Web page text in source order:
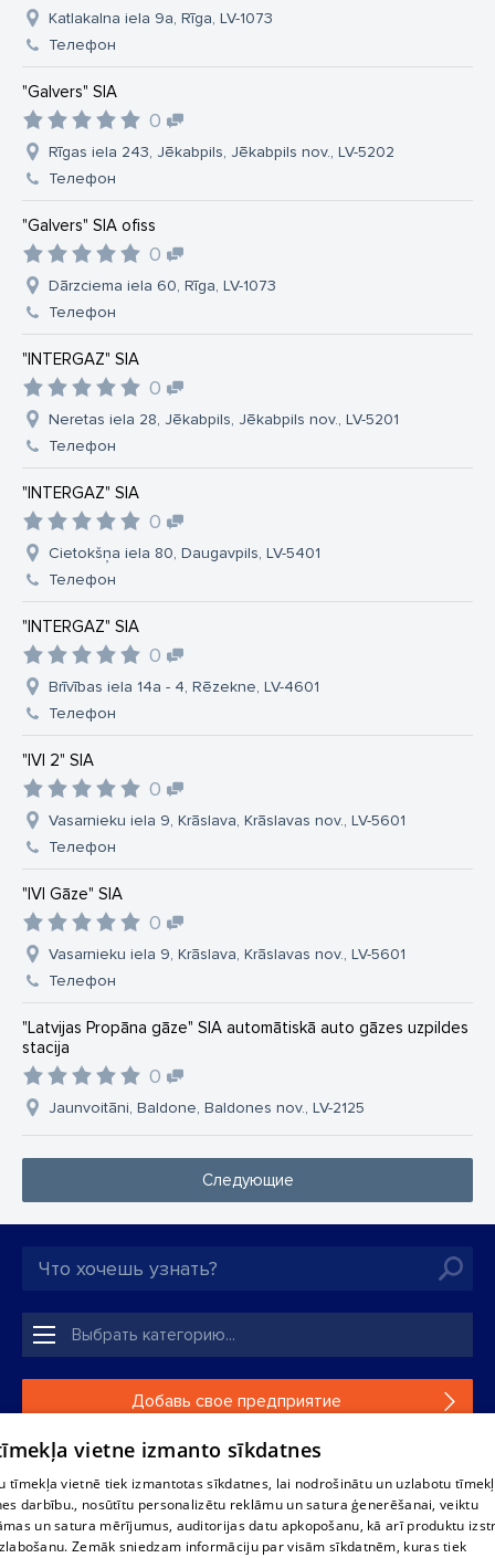
Katlakalna iela 9a, Rīga, LV-1073
Телефон
"Galvers" SIA
0
Rīgas iela 243, Jēkabpils, Jēkabpils nov., LV-5202
Телефон
"Galvers" SIA ofiss
0
Dārzciema iela 60, Rīga, LV-1073
Телефон
"INTERGAZ" SIA
0
Neretas iela 28, Jēkabpils, Jēkabpils nov., LV-5201
Телефон
"INTERGAZ" SIA
0
Cietokšņa iela 80, Daugavpils, LV-5401
Телефон
"INTERGAZ" SIA
0
Brīvības iela 14a - 4, Rēzekne, LV-4601
Телефон
"IVI 2" SIA
0
Vasarnieku iela 9, Krāslava, Krāslavas nov., LV-5601
Телефон
"IVI Gāze" SIA
0
Vasarnieku iela 9, Krāslava, Krāslavas nov., LV-5601
Телефон
"Latvijas Propāna gāze" SIA automātiskā auto gāzes uzpildes
stacija
0
Jaunvoitāni, Baldone, Baldones nov., LV-2125
Следующие
Добавь свое предприятие
Если твоего предприятия нет в нашей базе данных,
Полное или частичное распространение или копирование
vietne izmanto sīkdatnes
tīmekļa vietnē tiek izmantotas sīkdatnes, lai nodrošinātu un uzlabotu
darbību., nosūtītu personalizētu reklāmu un satura ģenerēšanai, veiktu
un satura mērījumus, auditorijas datu apkopošanu, kā arī produktu
Zemāk sniedzam informāciju par visām sīkdatnēm, kuras tiek